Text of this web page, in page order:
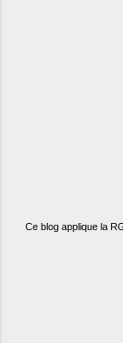
Ce blog applique la